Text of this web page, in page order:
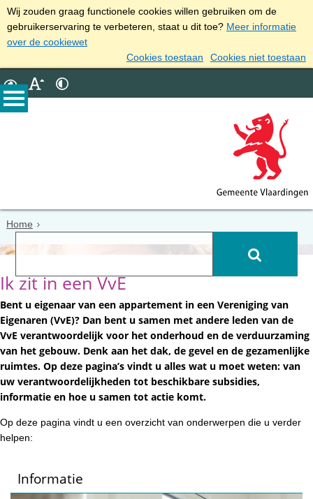
Wij zouden graag functionele cookies willen gebruiken om de
gebruikerservaring te verbeteren, staat u dit toe? Meer informatie
over de cookiewet
Cookies toestaan
Cookies niet toestaan
Home
Ik zit in een VvE
Bent u eigenaar van een appartement in een Vereniging van
Eigenaren (VvE)? Dan bent u samen met andere leden van de
VvE verantwoordelijk voor het onderhoud en de verduurzaming
van het gebouw. Denk aan het dak, de gevel en de gezamenlijke
ruimtes. Op deze pagina’s vindt u alles wat u moet weten: van
uw verantwoordelijkheden tot beschikbare subsidies,
informatie en hoe u samen tot actie komt.
Op deze pagina vindt u een overzicht van onderwerpen die u verder
helpen:
Informatie